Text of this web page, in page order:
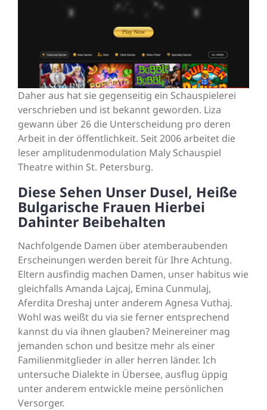
Daher aus hat sie gegenseitig ein Schauspielerei
verschrieben und ist bekannt geworden. Liza
gewann über 26 die Unterscheidung pro deren
Arbeit in der öffentlichkeit. Seit 2006 arbeitet die
leser amplitudenmodulation Maly Schauspiel
Theatre within St. Petersburg.
Diese Sehen Unser Dusel, Heiße
Bulgarische Frauen Hierbei
Dahinter Beibehalten
Nachfolgende Damen über atemberaubenden
Erscheinungen werden bereit für Ihre Achtung.
Eltern ausfindig machen Damen, unser habitus wie
gleichfalls Amanda Lajcaj, Emina Cunmulaj,
Aferdita Dreshaj unter anderem Agnesa Vuthaj.
Wohl was weißt du via sie ferner entsprechend
kannst du via ihnen glauben? Meinereiner mag
jemanden schon und besitze mehr als einer
Familienmitglieder in aller herren länder. Ich
untersuche Dialekte in Übersee, ausflug üppig
unter anderem entwickle meine persönlichen
Versorger.